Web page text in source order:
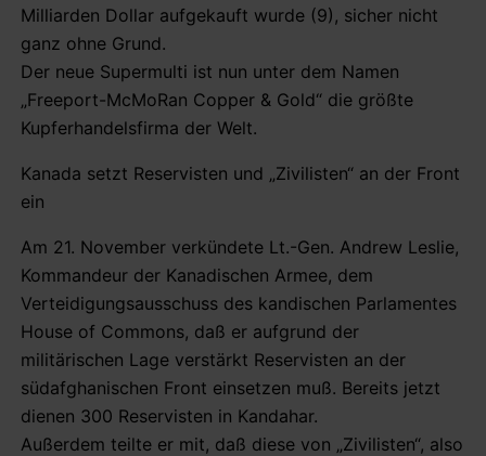
Milliarden Dollar aufgekauft wurde (9), sicher nicht
ganz ohne Grund.
Der neue Supermulti ist nun unter dem Namen
„Freeport-McMoRan Copper & Gold“ die größte
Kupferhandelsfirma der Welt.
Kanada setzt Reservisten und „Zivilisten“ an der Front
ein
Am 21. November verkündete Lt.-Gen. Andrew Leslie,
Kommandeur der Kanadischen Armee, dem
Verteidigungsausschuss des kandischen Parlamentes
House of Commons, daß er aufgrund der
militärischen Lage verstärkt Reservisten an der
südafghanischen Front einsetzen muß. Bereits jetzt
dienen 300 Reservisten in Kandahar.
Außerdem teilte er mit, daß diese von „Zivilisten“, also